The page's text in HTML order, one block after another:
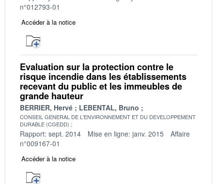
n°012793-01
Accéder à la notice
Evaluation sur la protection contre le
risque incendie dans les établissements
recevant du public et les immeubles de
grande hauteur
BERRIER, Hervé LEBENTAL, Bruno
CONSEIL GENERAL DE L'ENVIRONNEMENT ET DU DEVELOPPEMENT
DURABLE (CGEDD)
Rapport: sept. 2014 Mise en ligne: janv. 2015
Affaire
n°009167-01
Accéder à la notice